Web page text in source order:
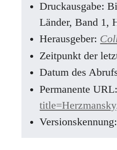
Druckausgabe:
Länder, Band 1,
Herausgeber:
Zeitpunkt der
Datum des
Permanente